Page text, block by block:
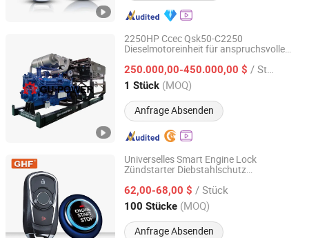
2250HP Ccec Qsk50-C2250
Dieselmotoreinheit für anspruchsvolle
250.000,00-450.000,00 $ / Stück
1 Stück (MOQ)
Anfrage Absenden
Guangzhou Gu-Power Technology Co., Ltd.
Guangdong, China Seit 2024
Universelles Smart Engine Lock
Zündstarter Diebstahlschutz
Autoalarm Schlüsseloses Zugangssystem
62,00-68,00 $ / Stück
100 Stücke (MOQ)
Anfrage Absenden
Zhongshan Xinyu Technology Co., Ltd
Guangdong, China Seit 2023